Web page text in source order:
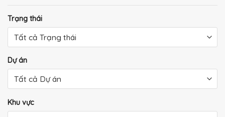
Trạng thái
Dự án
Khu vực